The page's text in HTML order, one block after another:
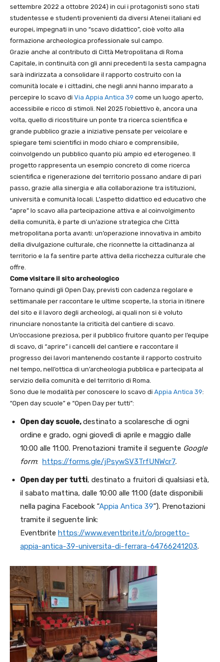
settembre 2022 a ottobre 2024) in cui i protagonisti sono stati
studentesse e studenti provenienti da diversi Atenei italiani ed
europei, impegnati in uno “scavo didattico”, cioè volto alla
formazione archeologica professionale sul campo.
Grazie anche al contributo di Città Metropolitana di Roma
Capitale, in continuità con gli anni precedenti la sesta campagna
sarà indirizzata a consolidare il rapporto costruito con la
comunità locale e i cittadini, che negli anni hanno imparato a
percepire lo scavo di Via Appia Antica 39 come un luogo aperto,
accessibile e ricco di stimoli. Nel 2025 l’obiettivo è, ancora una
volta, quello di ricostituire un ponte tra ricerca scientifica e
grande pubblico grazie a iniziative pensate per veicolare e
spiegare temi scientifici in modo chiaro e comprensibile,
coinvolgendo un pubblico quanto più ampio ed eterogeneo. Il
progetto rappresenta un esempio concreto di come ricerca
scientifica e rigenerazione del territorio possano andare di pari
passo, grazie alla sinergia e alla collaborazione tra istituzioni,
università e comunità locali. L’aspetto didattico ed educativo che
“apre” lo scavo alla partecipazione attiva e al coinvolgimento
della comunità, è parte di un’azione strategica che Città
metropolitana porta avanti: un’operazione innovativa in ambito
della divulgazione culturale, che riconnette la cittadinanza al
territorio e la fa sentire parte attiva della ricchezza culturale che
offre.
Come visitare il sito archeologico
Tornano quindi gli Open Day, previsti con cadenza regolare e
settimanale per raccontare le ultime scoperte, la storia in itinere
del sito e il lavoro degli archeologi, ai quali non si è voluto
rinunciare nonostante la criticità del cantiere di scavo.
Un’occasione preziosa, per il pubblico fruitore quanto per l’equipe
di scavo, di “aprire” i cancelli del cantiere e raccontare il
progresso dei lavori mantenendo costante il rapporto costruito
nel tempo, nell’ottica di un’archeologia pubblica e partecipata al
servizio della comunità e del territorio di Roma.
Sono due le modalità per conoscere lo scavo di Appia Antica 39:
“Open day scuole” e “Open Day per tutti”:
Open day scuole,destinato a scolaresche di ogni
ordine e grado, ogni giovedì di aprile e maggio dalle
10:00 alle 11:00. Prenotazioni tramite il seguente Google
form: https://forms.gle/jPsywSV3TrfUNWcr7.
Open day per tutti, destinato a fruitori di qualsiasi età,
il sabato mattina, dalle 10:00 alle 11:00 (date disponibili
nella pagina Facebook “Appia Antica 39”). Prenotazioni
tramite il seguente link:
Eventbrite https://www.eventbrite.it/o/progetto-
appia-antica-39-universita-di-ferrara-64766241203.